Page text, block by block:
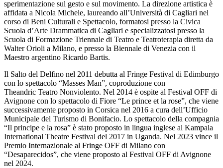
sperimentazione sul gesto e sul movimento. La direzione artistica è
affidata a Nicola Michele, laureando all’Università di Cagliari nel
corso di Beni Culturali e Spettacolo, formatosi presso la Civica
Scuola d’Arte Drammatica di Cagliari e specializzatosi presso la
Scuola di Formazione Triennale di Teatro e Teatroterapia diretta da
Walter Orioli a Milano, e presso la Biennale di Venezia con il
Maestro argentino Ricardo Bartis.
Il Salto del Delfino nel 2011 debutta al Fringe Festival di Edimburgo
con lo spettacolo “Masses Man”, coproduzione con
Theandric Teatro Nonviolento. Nel 2014 è ospite al Festival OFF di
Avignone con lo spettacolo di Fiore “Le prince et la rose”, che viene
successivamente proposto in Corsica nel 2016 a cura dell’Ufficio
Municipale del Turismo di Bonifacio. Lo spettacolo della compagnia
“Il principe e la rosa” è stato proposto in lingua inglese al Kampala
International Theatre Festival del 2017 in Uganda. Nel 2023 vince il
Premio Internazionale al Fringe OFF di Milano con
“Desaparecidos”, che viene proposto al Festival OFF di Avignone
nel 2024.